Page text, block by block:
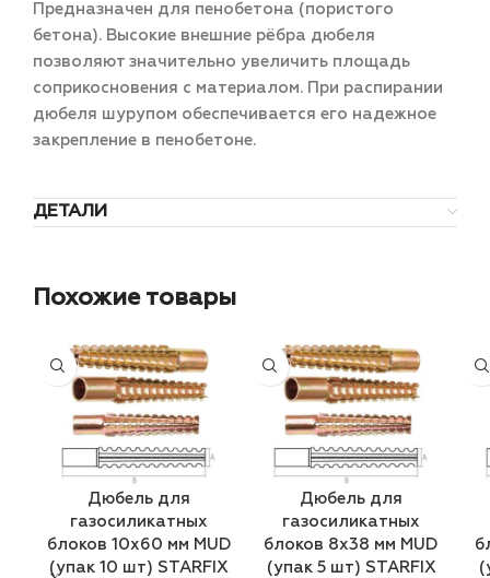
Предназначен для пенобетона (пористого
бетона). Высокие внешние рёбра дюбеля
позволяют значительно увеличить площадь
соприкосновения с материалом. При распирании
дюбеля шурупом обеспечивается его надежное
закрепление в пенобетоне.
ДЕТАЛИ
Похожие товары
Дюбель для
газосиликатных
блоков 10х60 мм MUD
(упак 10 шт) STARFIX
Дюбель для
газосиликатных
блоков 8х38 мм MUD
(упак 5 шт) STARFIX